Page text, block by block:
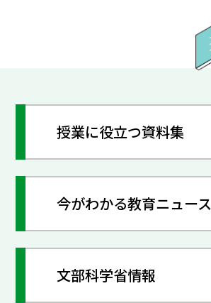
授業に役立つ資料集
今がわかる教育ニュース
文部科学省情報